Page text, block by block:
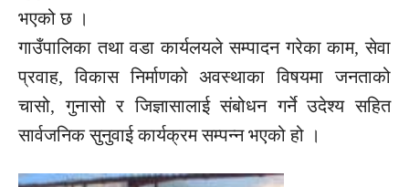
भएको छ ।
गाउँपालिका तथा वडा कार्यलयले सम्पादन गरेका काम, सेवा
प्रवाह, विकास निर्माणको अवस्थाका विषयमा जनताको
चासो, गुनासो र जिज्ञासालाई संबोधन गर्ने उदेश्य सहित
सार्वजनिक सुनुवाई कार्यक्रम सम्पन्न भएको हो ।